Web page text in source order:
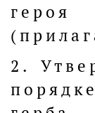
2.